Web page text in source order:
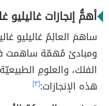
أهمُّ إنجازات غاليليو
ساهمَ العالِمُ غاليليو
ومبادئَ مُهمّة ساهمت
الفلك، والعلومِ
هذه الإنجازات:[٣]